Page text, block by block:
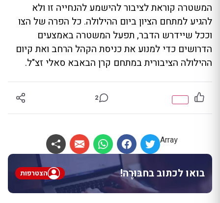
המשטרה קוראת לציבור להישמע להנחייה זו ולא
להגיע למתחם הציון ביום ההילולה. כל הפרה של הצו
וככל שיידרש הדבר, תפעל המשטרה באמצעים
הדרושים כדי למנוע את כניסת הקהל הרחב ואת קיום
ההילולה הציבורית במתחם קרן הבאבא סאלי זצ"ל.
2
Array
בואו לכתוב בחבּוּרֶה! הצטרפות